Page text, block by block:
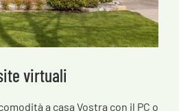
virtuali
a casa Vostra con il PC o